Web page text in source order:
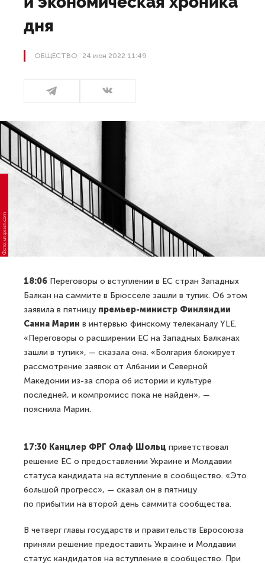
дня
ОБЩЕСТВО 24 июн 2022 11:49
Фото: unsplash.com
18:06 Переговоры о вступлении в ЕС стран Западных
Балкан на саммите в Брюсселе зашли в тупик. Об этом
заявила в пятницу премьер-министр Финляндии
Санна Марин в интервью финскому телеканалу YLE.
«Переговоры о расширении ЕС на Западных Балканах
зашли в тупик», — сказала она. «Болгария блокирует
рассмотрение заявок от Албании и Северной
Македонии из-за спора об истории и культуре
последней, и компромисс пока не найден», —
пояснила Марин.
17:30 Канцлер ФРГ Олаф Шольц приветствовал
решение ЕС о предоставлении Украине и Молдавии
статуса кандидата на вступление в сообщество. «Это
большой прогресс», — сказал он в пятницу
по прибытии на второй день саммита сообщества.
В четверг главы государств и правительств Евросоюза
приняли решение предоставить Украине и Молдавии
статус кандидатов на вступление в сообщество. При